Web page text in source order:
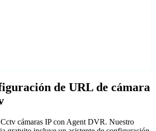
de URL de cámara
cámaras IP con Agent DVR. Nuestro